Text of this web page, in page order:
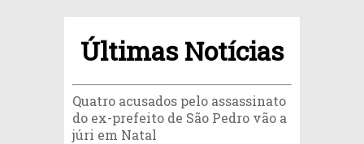
Últimas Notícias
Quatro acusados pelo assassinato
do ex-prefeito de São Pedro vão a
júri em Natal